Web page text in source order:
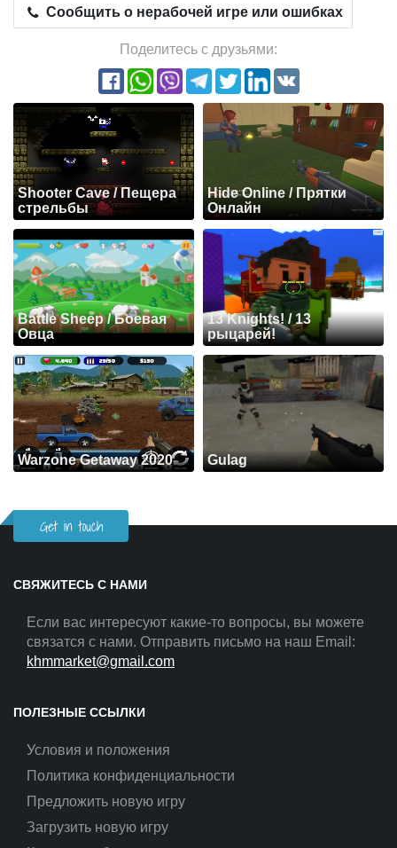
Сообщить о нерабочей игре или ошибках
Поделитесь с друзьями:
Shooter Cave / Пещера
стрельбы
Hide Online / Прятки
Онлайн
Battle Sheep / Боевая
Овца
13 Knights! / 13
рыцарей!
Warzone Getaway 2020 Gulag
Get in touch
СВЯЖИТЕСЬ С НАМИ
Если вас интересуют какие-то вопросы, вы можете
связатся с нами. Отправить письмо на наш Email:
khmmarket@gmail.com
ПОЛЕЗНЫЕ ССЫЛКИ
Условия и положения
Политика конфиденциальности
Предложить новую игру
Загрузить новую игру